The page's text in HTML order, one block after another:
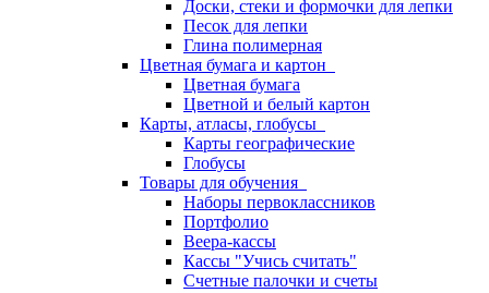
Доски, стеки и формочки для лепки
Песок для лепки
Глина полимерная
Цветная бумага и картон
Цветная бумага
Цветной и белый картон
Карты, атласы, глобусы
Карты географические
Глобусы
Товары для обучения
Наборы первоклассников
Портфолио
Веера-кассы
Кассы "Учись считать"
Счетные палочки и счеты